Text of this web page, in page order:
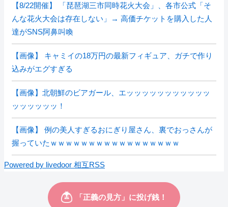
【8/22開催】 「琵琶湖三市同時花火大会」、各市公式「そ
んな花火大会は存在しない」→ 高価チケットを購入した人
達がSNS阿鼻叫喚
【画像】 キャミイの18万円の最新フィギュア、ガチで作り
込みがエグすぎる
【画像】北朝鮮のビアガール、エッッッッッッッッッッッ
ッッッッッッ！
【画像】 例の美人すぎるおにぎり屋さん、裏でおっさんが
握っていたｗｗｗｗｗｗｗｗｗｗｗｗｗｗｗｗｗ
Powered by livedoor 相互RSS